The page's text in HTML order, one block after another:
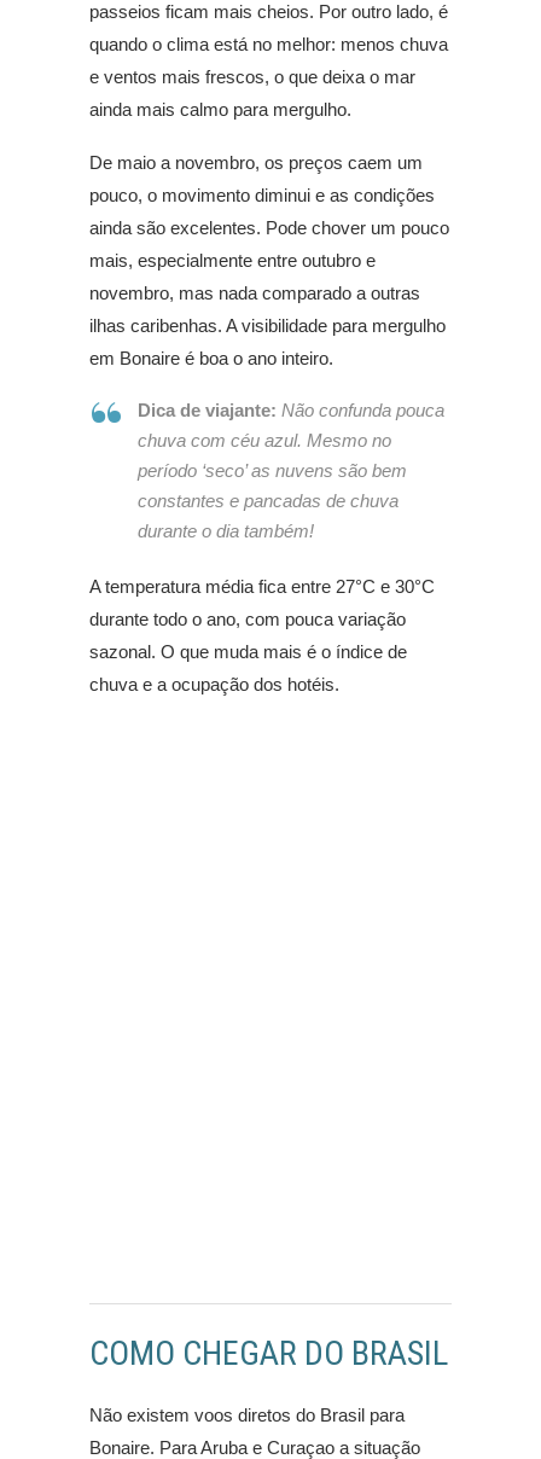
passeios ficam mais cheios. Por outro lado, é
quando o clima está no melhor: menos chuva
e ventos mais frescos, o que deixa o mar
ainda mais calmo para mergulho.
De maio a novembro, os preços caem um
pouco, o movimento diminui e as condições
ainda são excelentes. Pode chover um pouco
mais, especialmente entre outubro e
novembro, mas nada comparado a outras
ilhas caribenhas. A visibilidade para mergulho
em Bonaire é boa o ano inteiro.
Dica de viajante: Não confunda pouca
chuva com céu azul. Mesmo no
período ‘seco’ as nuvens são bem
constantes e pancadas de chuva
durante o dia também!
A temperatura média fica entre 27°C e 30°C
durante todo o ano, com pouca variação
sazonal. O que muda mais é o índice de
chuva e a ocupação dos hotéis.
COMO CHEGAR DO BRASIL
Não existem voos diretos do Brasil para
Bonaire. Para Aruba e Curaçao a situação